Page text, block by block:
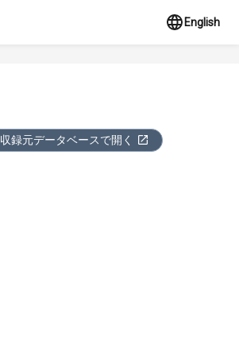
English
収録元データベースで開く